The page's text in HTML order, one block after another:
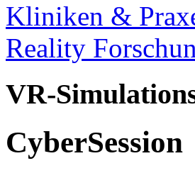
Kliniken &
Reality
VR-
CyberSession